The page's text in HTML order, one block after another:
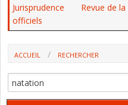
Jurisprudence
Revue de
officiels
ACCUEIL RECHERCHER